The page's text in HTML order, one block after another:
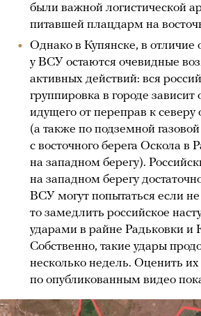
были важной логистической
питавшей плацдарм на
Однако в Купянске, в отличие
у ВСУ остаются очевидные
активных действий: вся
группировка в городе зависит
идущего от переправ к северу
(а также по подземной газовой
с восточного берега Оскола в
на западном берегу).
на западном берегу
ВСУ могут попытаться если не
то замедлить российское
ударами в райне Радьковки и
Собственно, такие удары
несколько недель. Оценить их
по опубликованным видео